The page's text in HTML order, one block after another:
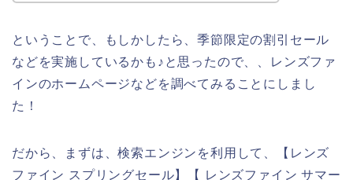
ということで、もしかしたら、季節限定の割引セール
などを実施しているかも♪と思ったので、、レンズファ
インのホームページなどを調べてみることにしまし
た！
だから、まずは、検索エンジンを利用して、【レンズ
ファイン スプリングセール】【 レンズファイン サマー